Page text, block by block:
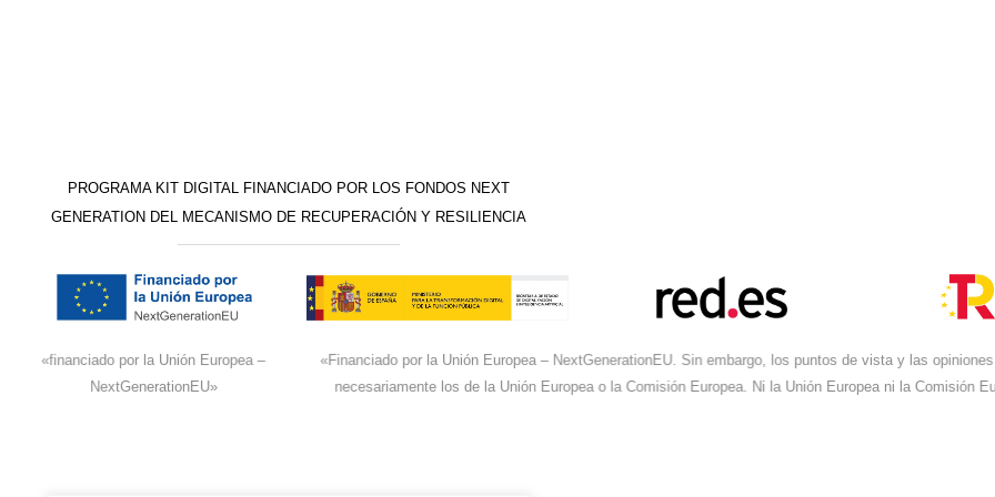
PROGRAMA KIT DIGITAL FINANCIADO POR LOS FONDOS NEXT
GENERATION DEL MECANISMO DE RECUPERACIÓN Y RESILIENCIA
«financiado por la Unión Europea –
NextGenerationEU»
«Financiado por la Unión Europea – NextGenerationEU. Sin embargo, los puntos de vista y las
necesariamente los de la Unión Europea o la Comisión Europea. Ni la Unión Europea ni la Comisión